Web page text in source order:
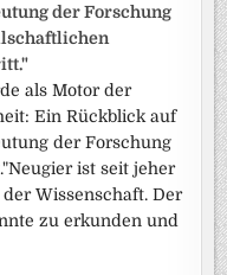
der Forschung
als Motor der
Ein Rückblick auf
der Forschung
ist seit jeher
Wissenschaft. Der
zu erkunden und